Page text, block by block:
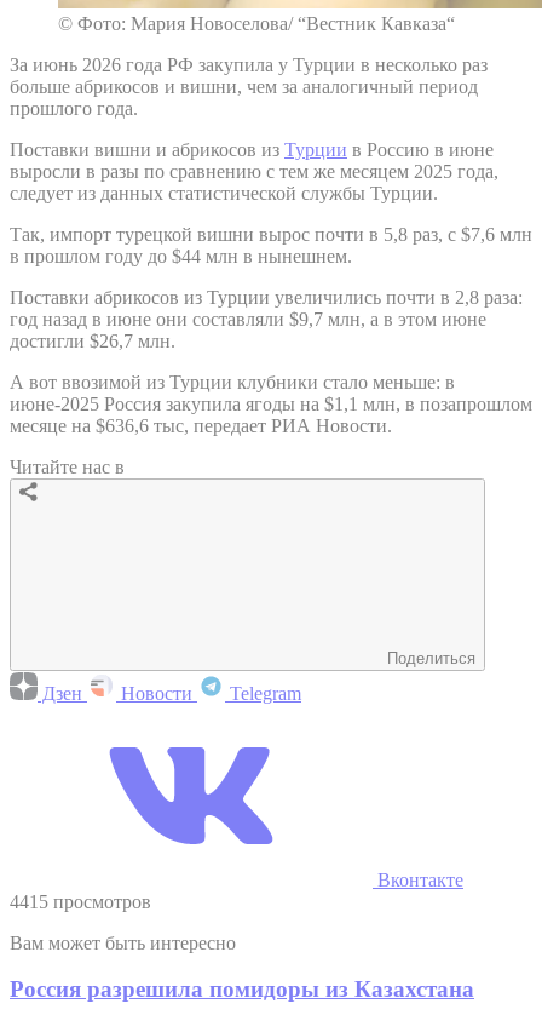
© Фото: Мария Новоселова/ “Вестник Кавказа“
За июнь 2026 года РФ закупила у Турции в несколько раз
больше абрикосов и вишни, чем за аналогичный период
прошлого года.
Поставки вишни и абрикосов из Турции в Россию в июне
выросли в разы по сравнению с тем же месяцем 2025 года,
следует из данных статистической службы Турции.
Так, импорт турецкой вишни вырос почти в 5,8 раз, с $7,6 млн
в прошлом году до $44 млн в нынешнем.
Поставки абрикосов из Турции увеличились почти в 2,8 раза:
год назад в июне они составляли $9,7 млн, а в этом июне
достигли $26,7 млн.
А вот ввозимой из Турции клубники стало меньше: в
июне-2025 Россия закупила ягоды на $1,1 млн, в позапрошлом
месяце на $636,6 тыс, передает РИА Новости.
Читайте нас в
Поделиться
Дзен Новости Telegram
Вконтакте
4415 просмотров
Вам может быть интересно
Россия разрешила помидоры из Казахстана